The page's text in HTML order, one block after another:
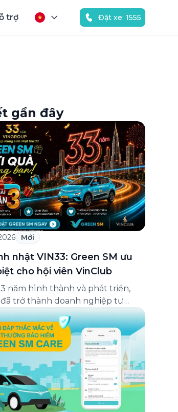
trợ Đặt xe: 1555
gần đây
Mới
nhật VIN33: Green SM ưu
cho hội viên VinClub
năm hình thành và phát triển,
trở thành doanh nghiệp tư
lớn nhất Việt Nam, lọt Top 30
lớn nhất Đông Nam Á theo
hạng của Tạp chí Fortune (Mỹ).
33 năm thành lập (8/8/1993
Green SM trân […]